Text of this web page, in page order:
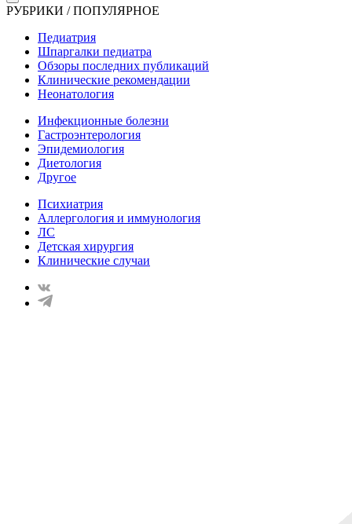
РУБРИКИ / ПОПУЛЯРНОЕ
Педиатрия
Шпаргалки педиатра
Обзоры последних публикаций
Клинические рекомендации
Неонатология
Инфекционные болезни
Гастроэнтерология
Эпидемиология
Диетология
Другое
Психиатрия
Аллергология и иммунология
ЛС
Детская хирургия
Клинические случаи